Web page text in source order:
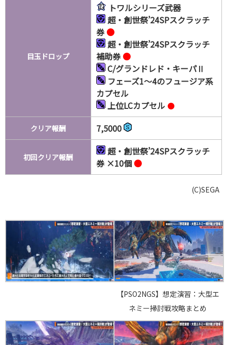
目玉ドロップ
トワルシリーズ武器
超・創世祭’24SPスクラッチ
券●
超・創世祭’24SPスクラッチ
補助券●
C/グランドレド・キーパⅡ
フェーズ1～4のフュージア系
カプセル
上位LCカプセル ●
クリア報酬 7,5000
初回クリア報酬
超・創世祭’24SPスクラッチ
券 ×10個●
(C)SEGA
【PSO2NGS】想定演習：大型エ
ネミー掃討戦攻略まとめ